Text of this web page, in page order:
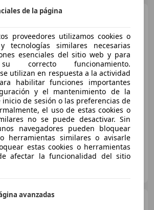
Audi A3
€ 22.985
Súperoferta
km
Electro/Gasolina
DE GRAN CANARIA
de la página
proveedores utilizamos cookies o
tecnologías similares necesarias
esenciales del sitio web y para
correcto funcionamiento.
utilizan en respuesta a la actividad
habilitar funciones importantes
y el mantenimiento de la
de sesión o las preferencias de
el uso de estas cookies o
no se puede desactivar. Sin
navegadores pueden bloquear
herramientas similares o avisarle
estas cookies o herramientas
afectar la funcionalidad del sitio
avanzadas